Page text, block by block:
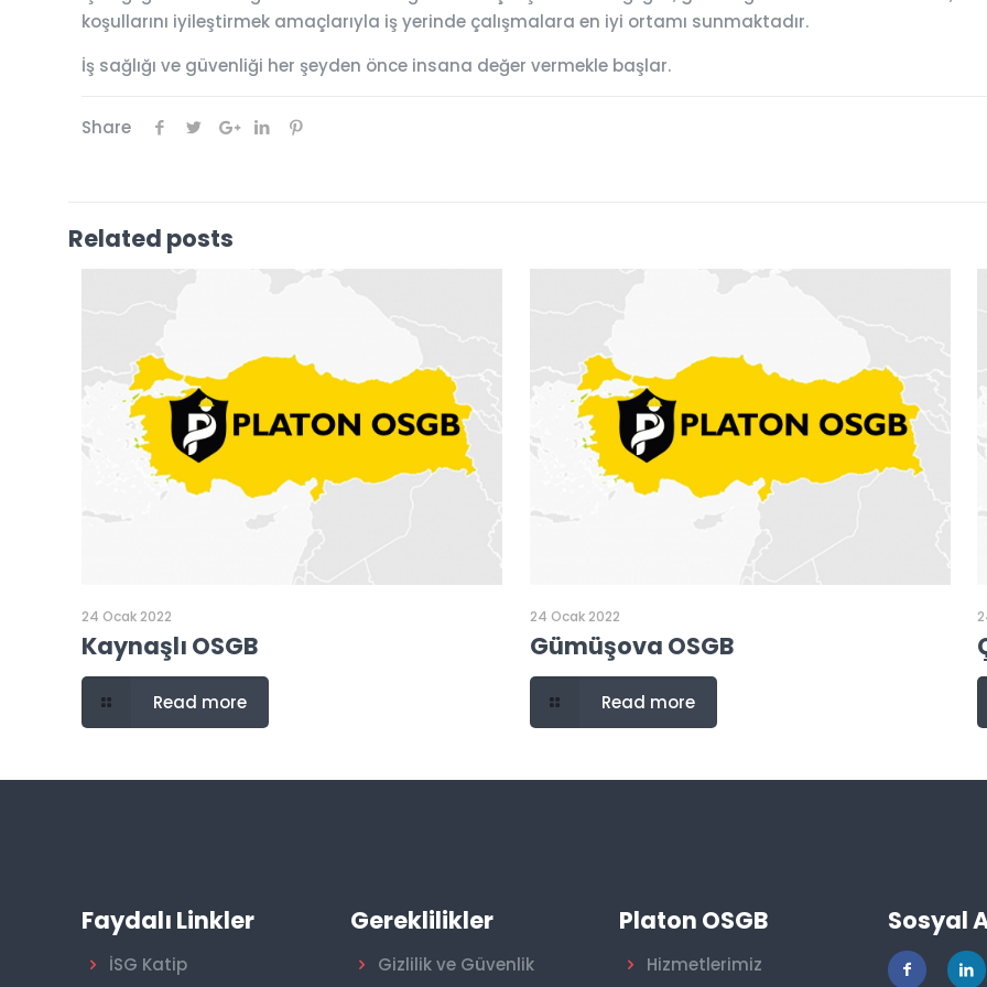
koşullarını iyileştirmek amaçlarıyla iş yerinde çalışmalara en iyi ortamı sunmaktadır.
İş sağlığı ve güvenliği her şeyden önce insana değer vermekle başlar.
Share
Related posts
24 Ocak 2022
Kaynaşlı OSGB
Read more
24 Ocak 2022
Gümüşova OSGB
Read more
Faydalı Linkler
İSG Katip
Gereklilikler
Gizlilik ve Güvenlik
Platon OSGB
Hizmetlerimiz
Sosyal